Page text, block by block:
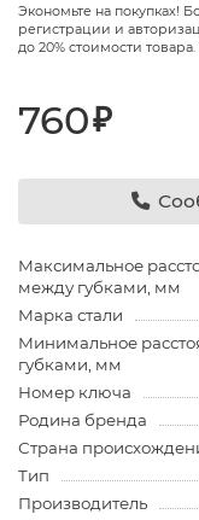
Экономьте на покупках!
регистрации и
до 20% стоимости товара.
760₽
Максимальное
между губками, мм
Марка стали
Минимальное
губками, мм
Номер ключа
Родина бренда
Страна
Тип
Производитель